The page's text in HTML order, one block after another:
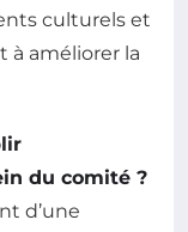
culturels et
à améliorer la
du comité ?
d’une